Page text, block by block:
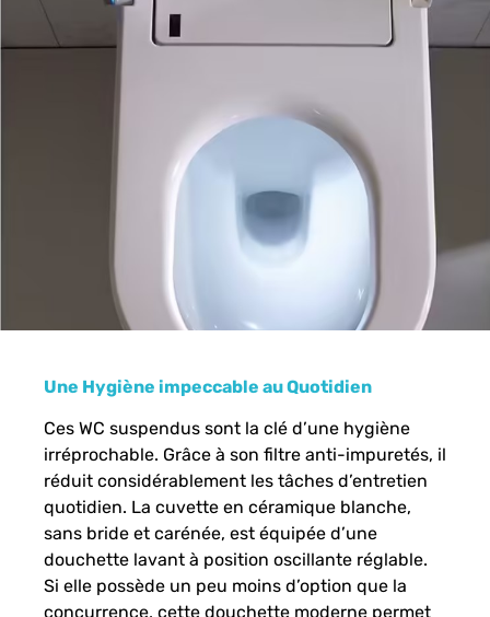
Une Hygiène impeccable au Quotidien
Ces WC suspendus sont la clé d’une hygiène
irréprochable. Grâce à son filtre anti-impuretés, il
réduit considérablement les tâches d’entretien
quotidien. La cuvette en céramique blanche,
sans bride et carénée, est équipée d’une
douchette lavant à position oscillante réglable.
Si elle possède un peu moins d’option que la
concurrence, cette douchette moderne permet